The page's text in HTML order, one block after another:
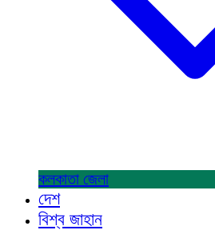
কলকাতা জেলা
দেশ
বিশ্ব জাহান